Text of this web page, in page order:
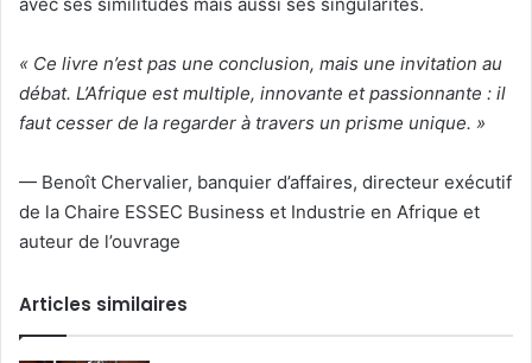
avec ses similitudes mais aussi ses singularités.
« Ce livre n’est pas une conclusion, mais une invitation au
débat. L’Afrique est multiple, innovante et passionnante : il
faut cesser de la regarder à travers un prisme unique. »
— Benoît Chervalier, banquier d’affaires, directeur exécutif
de la Chaire ESSEC Business et Industrie en Afrique et
auteur de l’ouvrage
Articles similaires